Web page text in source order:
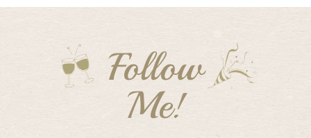
Follow
Me!